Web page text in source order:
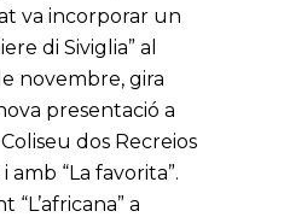
va incorporar un
di Siviglia” al
novembre, gira
presentació a
dos Recreios
amb “La favorita”.
“L’africana” a